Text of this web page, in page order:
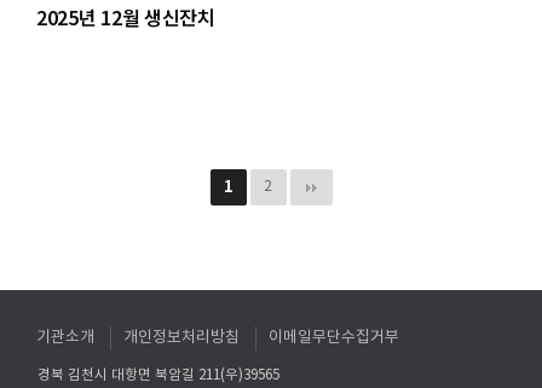
2025년 12월 생신잔치
1 2
기관소개 개인정보처리방침 이메일무단수집거부
경북 김천시 대항면 북암길 211(우)39565